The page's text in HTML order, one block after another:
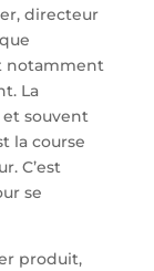
directeur
notamment
La
et souvent
la course
C’est
se
produit,